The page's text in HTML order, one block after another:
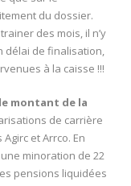
du dossier.
des mois, il n’y
délai de finalisation,
à la caisse !!!
montant de la
de carrière
et Arrco. En
minoration de 22
pensions liquidées